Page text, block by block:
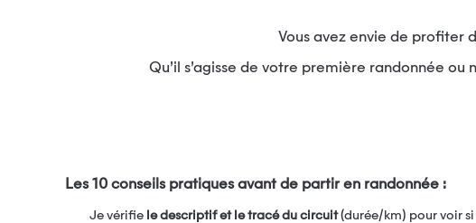
Vous avez envie de profiter
Qu’il s’agisse de votre première randonnée
Les 10 conseils pratiques avant de partir en randonnée :
Je vérifie le descriptif et le tracé du circuit(durée/km) pour voir